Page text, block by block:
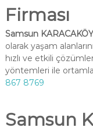
Firması
Samsun
olarak yaşam
hızlı ve etkili
yöntemleri ile
867 8769
Samsun